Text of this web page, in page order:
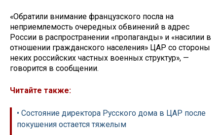
«Обратили внимание французского посла на
неприемлемость очередных обвинений в адрес
России в распространении «пропаганды» и «насилии в
отношении гражданского населения» ЦАР со стороны
неких российских частных военных структур», —
говорится в сообщении.
Читайте также:
• Состояние директора Русского дома в ЦАР после
покушения остается тяжелым